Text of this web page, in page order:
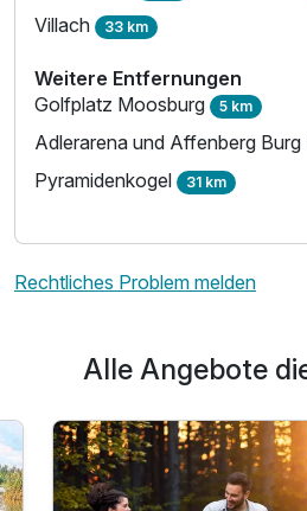
Villach 33 km
Weitere Entfernungen
Golfplatz Moosburg 5 km
Adlerarena und Affenberg
Pyramidenkogel 31 km
Rechtliches Problem melden
Alle Angebote